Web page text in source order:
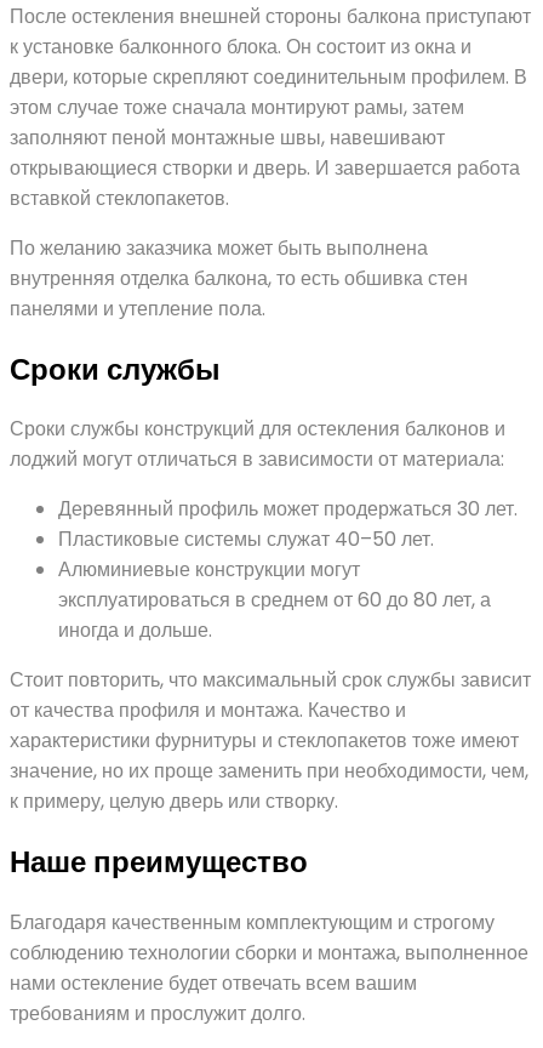
После остекления внешней стороны балкона приступают
к установке балконного блока. Он состоит из окна и
двери, которые скрепляют соединительным профилем. В
этом случае тоже сначала монтируют рамы, затем
заполняют пеной монтажные швы, навешивают
открывающиеся створки и дверь. И завершается работа
вставкой стеклопакетов.
По желанию заказчика может быть выполнена
внутренняя отделка балкона, то есть обшивка стен
панелями и утепление пола.
Сроки службы
Сроки службы конструкций для остекления балконов и
лоджий могут отличаться в зависимости от материала:
Деревянный профиль может продержаться 30 лет.
Пластиковые системы служат 40–50 лет.
Алюминиевые конструкции могут
эксплуатироваться в среднем от 60 до 80 лет, а
иногда и дольше.
Стоит повторить, что максимальный срок службы зависит
от качества профиля и монтажа. Качество и
характеристики фурнитуры и стеклопакетов тоже имеют
значение, но их проще заменить при необходимости, чем,
к примеру, целую дверь или створку.
Наше преимущество
Благодаря качественным комплектующим и строгому
соблюдению технологии сборки и монтажа, выполненное
нами остекление будет отвечать всем вашим
требованиям и прослужит долго.